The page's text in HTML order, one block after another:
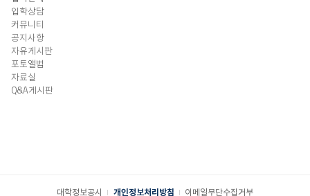
입학상담
커뮤니티
공지사항
자유게시판
포토앨범
자료실
Q&A게시판
대학정보공시 개인정보처리방침 이메일무단수집거부